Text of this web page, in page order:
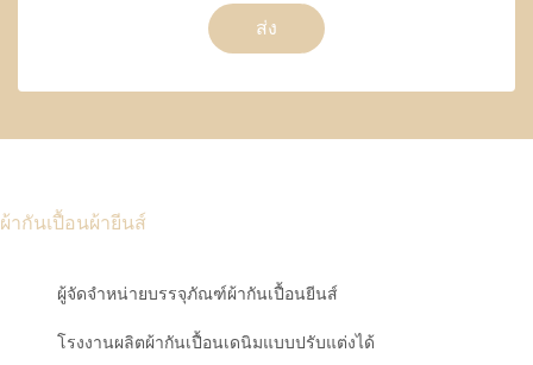
ส่ง
ผ้ากันเปื้อนผ้ายีนส์
ผู้จัดจำหน่ายบรรจุภัณฑ์ผ้ากันเปื้อนยีนส์
โรงงานผลิตผ้ากันเปื้อนเดนิมแบบปรับแต่งได้